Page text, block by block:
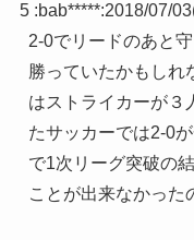
5 :bab*****:2018/07/
2-0でリードのあと
勝っていたかもしれ
はストライカーが３
たサッカーでは2-0
で1次リーグ突破の
ことが出来なかった